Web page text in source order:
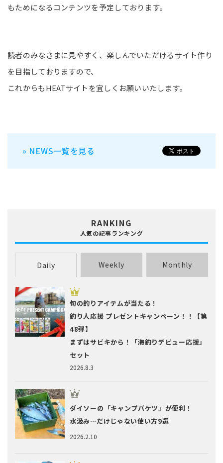
もためになるコンテンツを予定しております。
読者のみなさまに見やすく、楽しんでいただけるサイト作り
を目指しておりますので、
これからもHEATサイトを宜しくお願いいたします。
» NEWS一覧を見る
RANKING
人気の記事ランキング
Daily Weekly Monthly
2026.8.3
旬の釣りアイテムが当たる！
釣り人応援 プレゼントキャンペーン！！【第
48弾】
まずはサビキから！「海釣りデビュー応援」
セット
2026.2.10
ダイソーの「キャンプバケツ」が便利！
水汲み…だけじゃない使い方9選